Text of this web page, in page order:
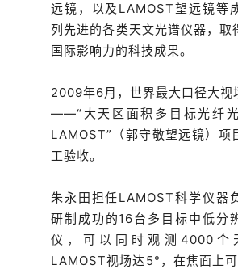
远镜，以及LAMOST望远镜等
列先进的各类天文光谱仪器，取
国际影响力的科技成果。
2009年6月，世界最大口径大视
——“大天区面积多目标光纤
LAMOST”（郭守敬望远镜）项
工验收。
朱永田担任LAMOST科学仪器
研制成功的16台多目标中低分
仪，可以同时观测4000个
LAMOST视场达5°，在焦面上